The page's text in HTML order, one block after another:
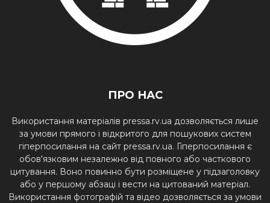
ПРО НАС
Використання матеріалів pressa.rv.ua дозволяється лише
за умови прямого і відкритого для пошукових систем
гіперпосилання на сайт pressa.rv.ua. Гіперпосилання є
обов'язковим незалежно від повного або часткового
цитування. Воно повинно бути розміщене у підзаголовку
або у першому абзаці і вести на цитований матеріал.
Використання фотографій та відео дозволяється за умови